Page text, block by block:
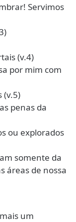
Servimos
(v.4)
por mim com
(v.5)
penas da
ou explorados
somente da
áreas de nossa
um